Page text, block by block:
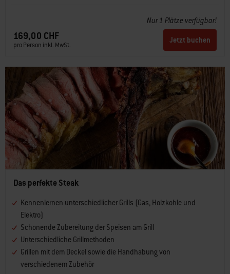
Nur 1 Plätze verfügbar!
169,00 CHF
pro Person inkl. MwSt.
Jetzt buchen
Das perfekte Steak
Kennenlernen unterschiedlicher Grills (Gas, Holzkohle und
Elektro)
Schonende Zubereitung der Speisen am Grill
Unterschiedliche Grillmethoden
Grillen mit dem Deckel sowie die Handhabung von
verschiedenem Zubehör